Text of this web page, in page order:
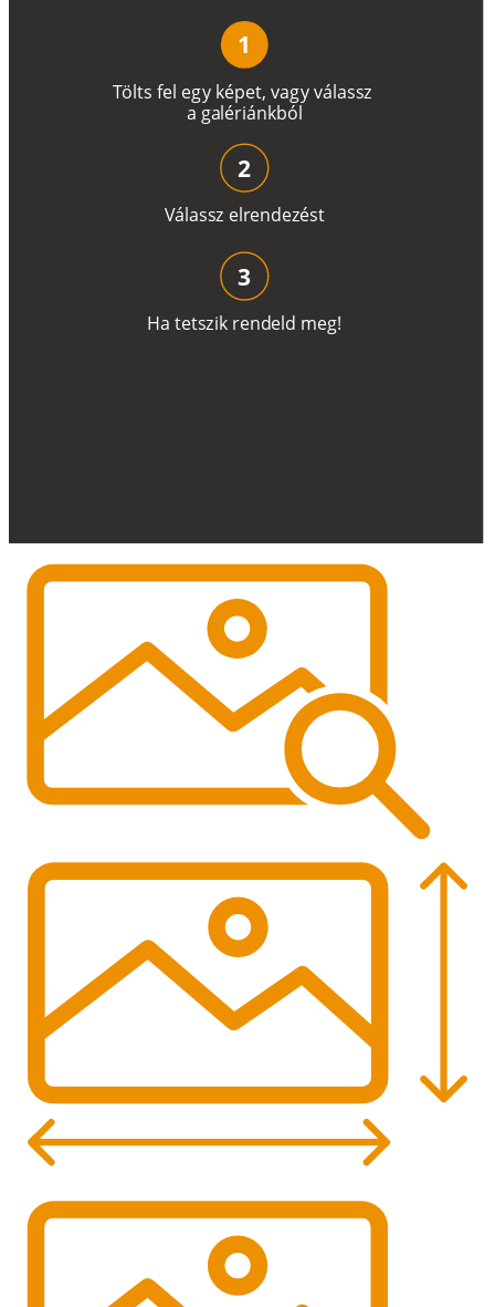
Tölts fel egy képet, vagyválassz
a galériánkból
1
Válassz elrendezést
2
Ha tetszik rendeld meg!
3